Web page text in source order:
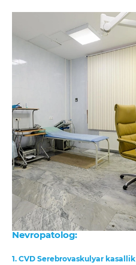
Nevropatolog:
1. CVD Serebrovaskulyar kasallik